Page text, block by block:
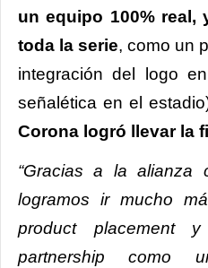
un equipo 100% real,
toda la serie, como un
integración del logo
señalética en el
Corona logró llevar la
“Gracias a la alianza
logramos ir mucho
product placementy
partnership como